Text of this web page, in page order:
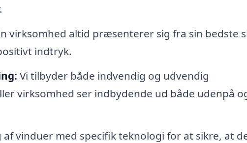
virksomhed altid præsenterer sig fra sin bedste
indtryk.
Vi tilbyder både indvendig og udvendig
virksomhed ser indbydende ud både udenpå
af vinduer med specifik teknologi for at sikre, at